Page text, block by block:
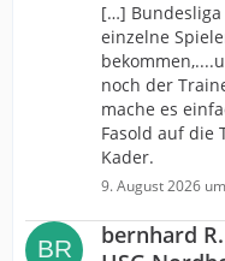
[…]
einzelne
noch der
mache es
Fasold auf die
Kader.
9. August 2026
bernhard R.